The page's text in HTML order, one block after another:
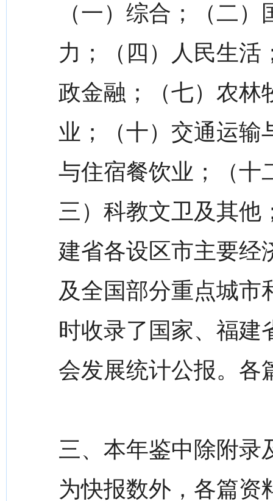
（一）综合；（二
力；（四）人民生活
政金融；（七）农林
业；（十）交通运输
与住宿餐饮业；（十
三）科教文卫及其他
建省各设区市主要经
及全国部分重点城市
时收录了国家、福建
会发展统计公报。各
三、本年鉴中除附录
为快报数外，各篇资